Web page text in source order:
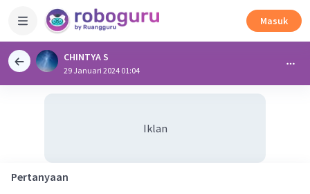
Masuk
CHINTYA S
29 Januari 2024 01:04
Iklan
Pertanyaan